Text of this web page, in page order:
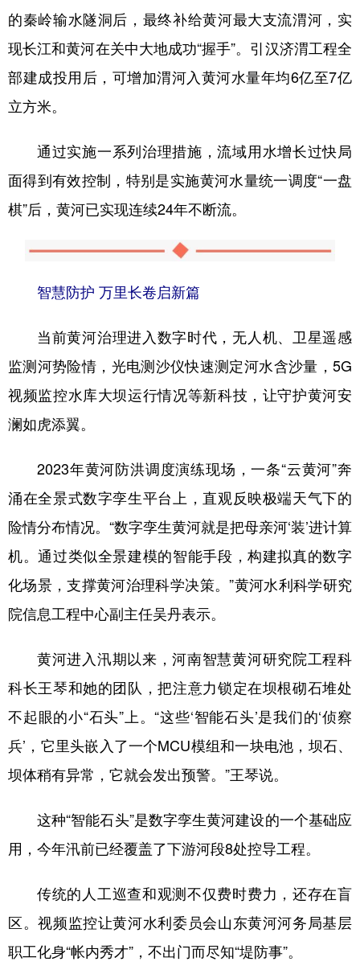
的秦岭输水隧洞后，最终补给黄河最大支流渭河，实
现长江和黄河在关中大地成功“握手”。引汉济渭工程全
部建成投用后，可增加渭河入黄河水量年均6亿至7亿
立方米。
通过实施一系列治理措施，流域用水增长过快局
面得到有效控制，特别是实施黄河水量统一调度“一盘
棋”后，黄河已实现连续24年不断流。
智慧防护 万里长卷启新篇
当前黄河治理进入数字时代，无人机、卫星遥感
监测河势险情，光电测沙仪快速测定河水含沙量，5G
视频监控水库大坝运行情况等新科技，让守护黄河安
澜如虎添翼。
2023年黄河防洪调度演练现场，一条“云黄河”奔
涌在全景式数字孪生平台上，直观反映极端天气下的
险情分布情况。“数字孪生黄河就是把母亲河‘装’进计算
机。通过类似全景建模的智能手段，构建拟真的数字
化场景，支撑黄河治理科学决策。”黄河水利科学研究
院信息工程中心副主任吴丹表示。
黄河进入汛期以来，河南智慧黄河研究院工程科
科长王琴和她的团队，把注意力锁定在坝根砌石堆处
不起眼的小“石头”上。“这些‘智能石头’是我们的‘侦察
兵’，它里头嵌入了一个MCU模组和一块电池，坝石、
坝体稍有异常，它就会发出预警。”王琴说。
这种“智能石头”是数字孪生黄河建设的一个基础应
用，今年汛前已经覆盖了下游河段8处控导工程。
传统的人工巡查和观测不仅费时费力，还存在盲
区。视频监控让黄河水利委员会山东黄河河务局基层
职工化身“帐内秀才”，不出门而尽知“堤防事”。